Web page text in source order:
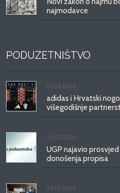
najmodavce
PODUZETNIŠTVO
01.08.2026.
adidas i Hrvatski
višegodišnje
30.07.2026.
UGP najavio
donošenja propisa
29.07.2026.